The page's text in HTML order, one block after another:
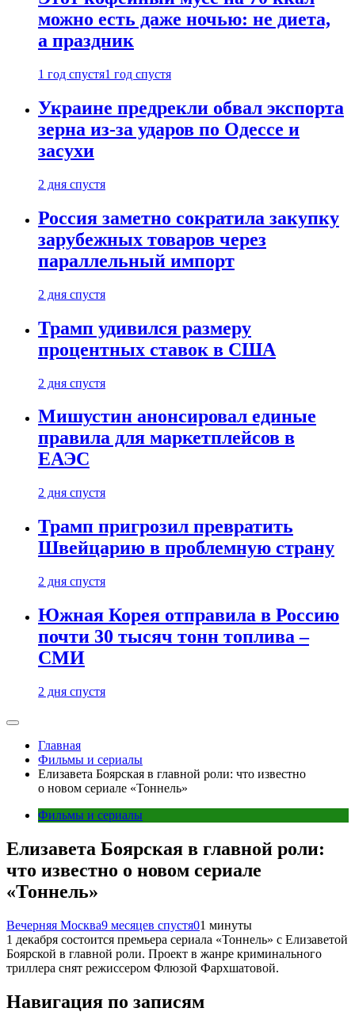
можно есть даже ночью: не диета,
а праздник
1 год спустя1 год спустя
Украине предрекли обвал экспорта
зерна из-за ударов по Одессе и
засухи
2 дня спустя
Россия заметно сократила закупку
зарубежных товаров через
параллельный импорт
2 дня спустя
Трамп удивился размеру
процентных ставок в США
2 дня спустя
Мишустин анонсировал единые
правила для маркетплейсов в
ЕАЭС
2 дня спустя
Трамп пригрозил превратить
Швейцарию в проблемную страну
2 дня спустя
Южная Корея отправила в Россию
почти 30 тысяч тонн топлива –
СМИ
2 дня спустя
Главная
Фильмы и сериалы
Елизавета Боярская в главной роли: что известно
о новом сериале «Тоннель»
Фильмы и сериалы
Елизавета Боярская в главной роли:
что известно о новом сериале
«Тоннель»
Вечерняя Москва9 месяцев спустя01 минуты
1 декабря состоится премьера сериала «Тоннель» с Елизаветой
Боярской в главной роли. Проект в жанре криминального
триллера снят режиссером Флюзой Фархшатовой.
Навигация по записям